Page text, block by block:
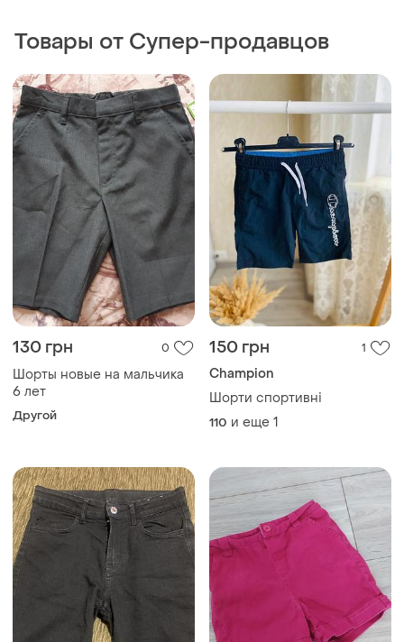
Товары от Супер-продавцов
130 грн 0
Шорты новые на мальчика
6 лет
Другой
150 грн 1
Champion
Шорти спортивні
110 и еще 1